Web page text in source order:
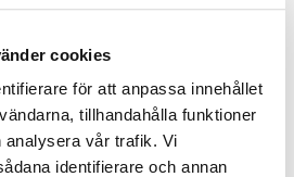
cookies
för att anpassa innehållet
tillhandahålla funktioner
vår trafik. Vi
identifierare och annan
og klimaets
Selskab og
i Arktisk Råd er han